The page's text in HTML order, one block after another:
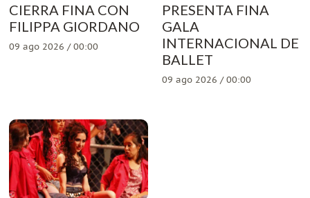
CIERRA FINA CON
FILIPPA GIORDANO
09 ago 2026 / 00:00
PRESENTA FINA
GALA
INTERNACIONAL DE
BALLET
09 ago 2026 / 00:00